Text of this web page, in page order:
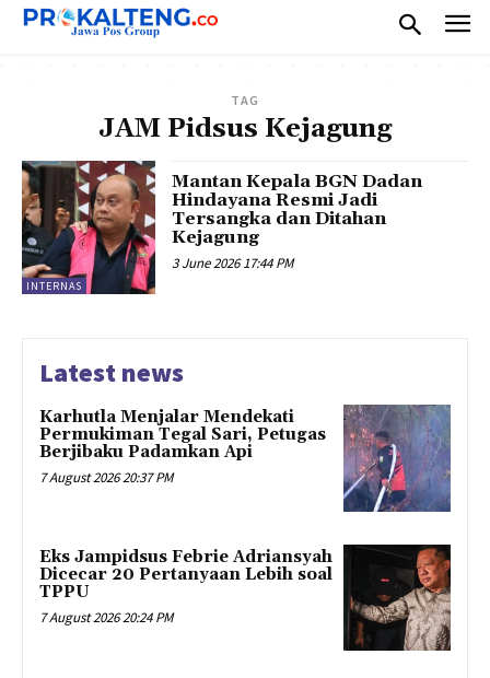
TAG
JAM Pidsus Kejagung
INTERNAS
Mantan Kepala BGN Dadan
Hindayana Resmi Jadi
Tersangka dan Ditahan
Kejagung
3 June 2026 17:44 PM
Latest news
Karhutla Menjalar Mendekati
Permukiman Tegal Sari, Petugas
Berjibaku Padamkan Api
7 August 2026 20:37 PM
Eks Jampidsus Febrie Adriansyah
Dicecar 20 Pertanyaan Lebih soal
TPPU
7 August 2026 20:24 PM